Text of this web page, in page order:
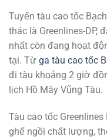
Tuyến tàu cao tốc
thác là Greenlines-DP,
nhất còn đang hoạt
tại. Từ ga tàu cao tốc
đi tàu khoảng 2 giờ
lịch Hồ Mây Vũng Tàu.
Tàu cao tốc
ghế ngồi chất lượng,